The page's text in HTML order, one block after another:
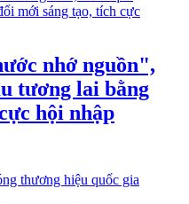
nhớ nguồn",
tương lai bằng
hội nhập